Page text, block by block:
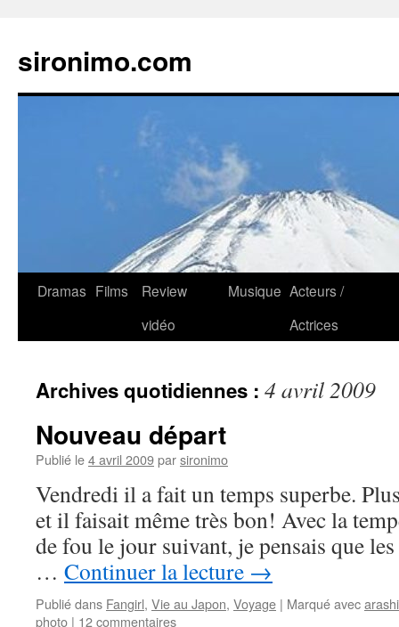
sironimo.com
Aller
Dramas Films
Review
vidéo
Musique Acteurs /
Actrices
Archives quotidiennes : 4 avril 2009
Nouveau départ
Publié le4 avril 2009parsironimo
Vendredi il a fait un temps superbe.
et il faisait même très bon! Avec la
de fou le jour suivant, je pensais que
… Continuer la lecture →
Publié dans Fangirl, Vie au Japon, Voyage | Marqué avecarashi
photo | 12 commentaires